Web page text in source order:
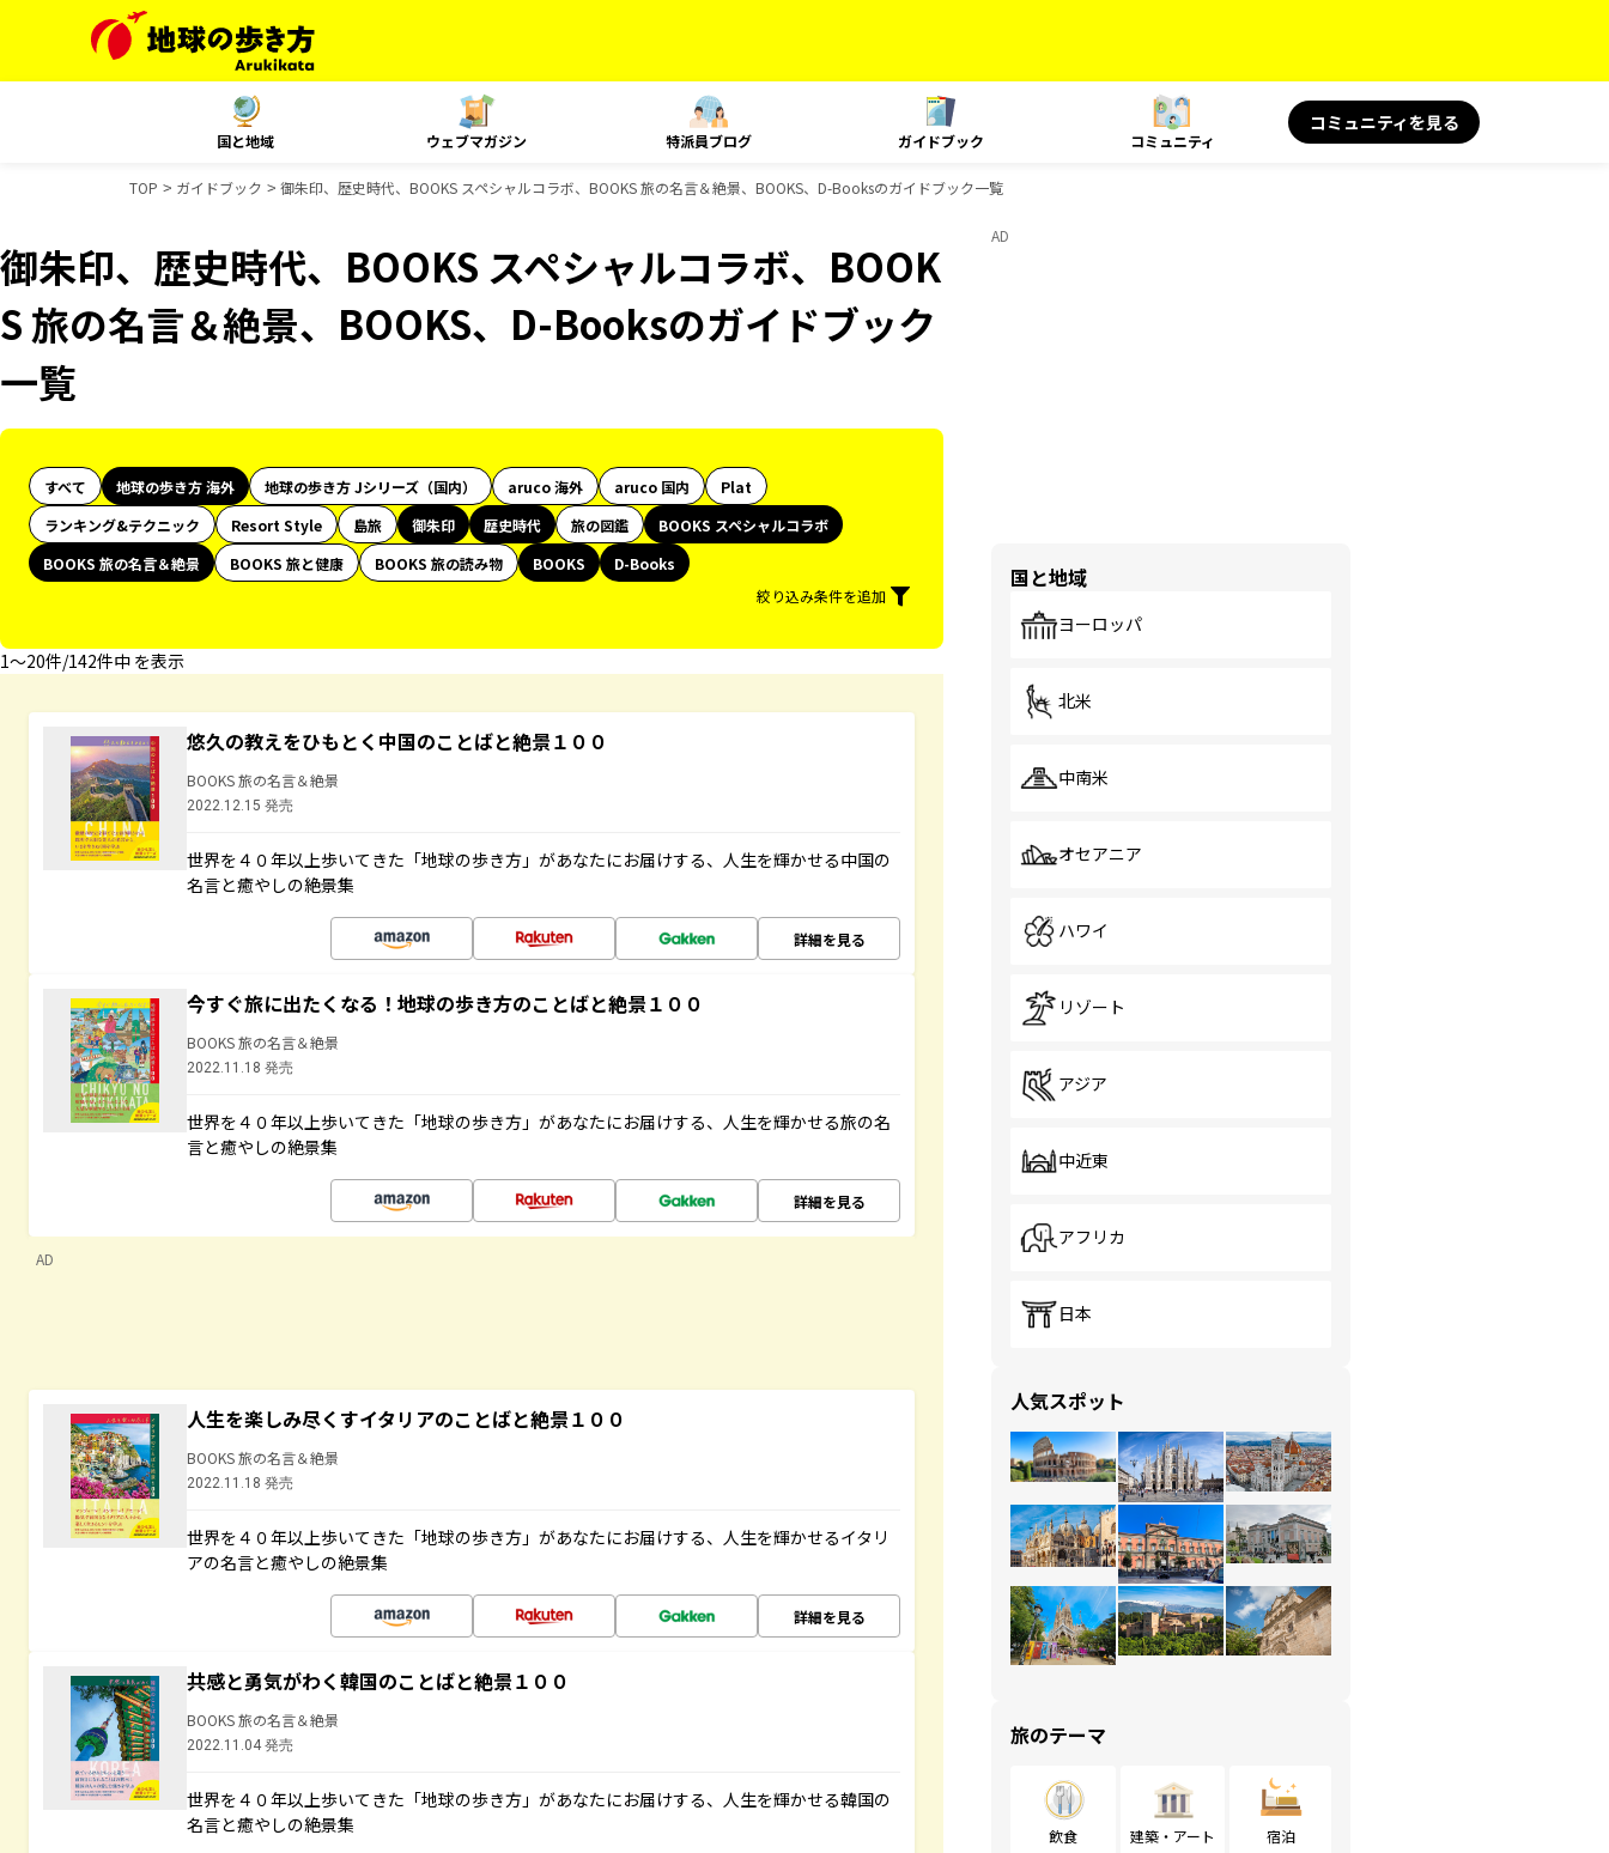
国と地域 ウェブマガジン 特派員ブログ ガイドブック コミュニティ
コミュニティを見る
TOP ガイドブック 御朱印、歴史時代、BOOKS スペシャルコラボ、BOOKS 旅の名言＆絶景、BOOKS、D-Booksのガイドブック一覧
御朱印、歴史時代、BOOKS スペシャルコラボ、BOOK
S 旅の名言＆絶景、BOOKS、D-Booksのガイドブック
一覧
すべて 地球の歩き方 海外 地球の歩き方 Jシリーズ（国内） aruco 海外 aruco 国内
Plat
ランキング&テクニック
Resort Style 島旅 御朱印 歴史時代 旅の図鑑
BOOKS スペシャルコラボ
BOOKS 旅の名言＆絶景
BOOKS 旅と健康 BOOKS 旅の読み物 BOOKS
D-Books
絞り込み条件を追加
1〜20件/142件中 を表示
悠久の教えをひもとく中国のことばと絶景１００
BOOKS 旅の名言＆絶景
2022.12.15 発売
世界を４０年以上歩いてきた「地球の歩き方」があなたにお届けする、人生を輝かせる中国の
名言と癒やしの絶景集
詳細を見る
今すぐ旅に出たくなる！地球の歩き方のことばと絶景１００
BOOKS 旅の名言＆絶景
2022.11.18 発売
世界を４０年以上歩いてきた「地球の歩き方」があなたにお届けする、人生を輝かせる旅の名
言と癒やしの絶景集
詳細を見る
AD
人生を楽しみ尽くすイタリアのことばと絶景１００
BOOKS 旅の名言＆絶景
2022.11.18 発売
世界を４０年以上歩いてきた「地球の歩き方」があなたにお届けする、人生を輝かせるイタリ
アの名言と癒やしの絶景集
詳細を見る
共感と勇気がわく韓国のことばと絶景１００
BOOKS 旅の名言＆絶景
2022.11.04 発売
世界を４０年以上歩いてきた「地球の歩き方」があなたにお届けする、人生を輝かせる韓国の
名言と癒やしの絶景集
AD
国と地域
ヨーロッパ
北米
中南米
オセアニア
ハワイ
リゾート
アジア
中近東
アフリカ
日本
人気スポット
旅のテーマ
飲食 建築・アート 宿泊